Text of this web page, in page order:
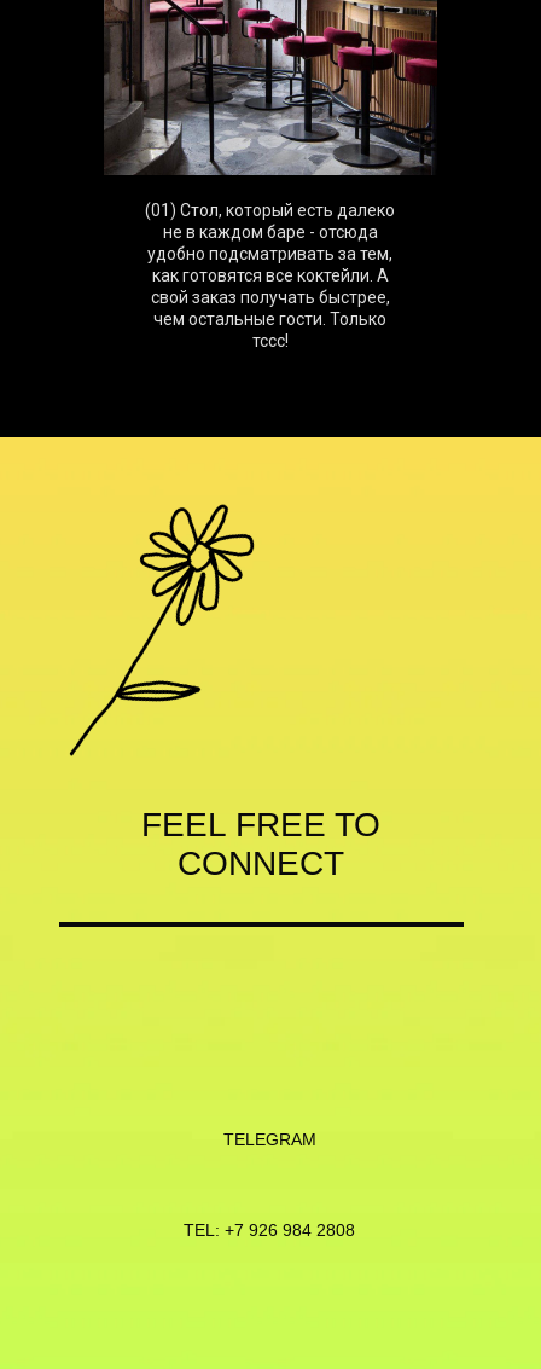
FEEL FREE TO
CONNECT
TELEGRAM
TEL: +7 926 984 2808
(01) Стол, который есть далеко
не в каждом баре - отсюда
удобно подсматривать за тем,
как готовятся все коктейли. А
свой заказ получать быстрее,
чем остальные гости. Только
тссс!